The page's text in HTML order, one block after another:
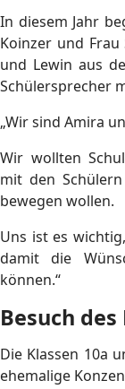
In diesem Jahr
Koinzer und Frau
und Lewin aus
Schülersprecher
„Wir sind Amira
Wir wollten
mit den
bewegen wollen.
Uns ist es
damit die
können.“
Besuch
Die Klassen 10a
ehemalige